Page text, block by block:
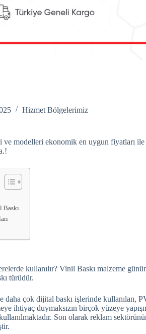
Hizmet Bölgelerimiz
ve modelleri ekonomik en uygun fiyatları ile
Baskı
kullanılır? Vinil Baskı malzeme
türüdür.
çok dijital baskı işlerinde kullanılan,
ihtiyaç duymaksızın birçok yüzeye
Son olarak reklam